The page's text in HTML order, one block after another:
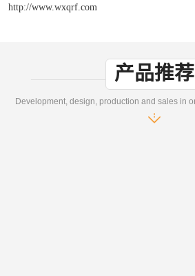
http://www.wxqrf.com
产品推荐